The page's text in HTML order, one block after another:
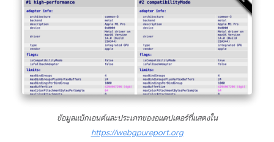
ข้อมูลแบ็กเอนด์และประเภทของอแดปเตอร์ที่แสดงใน
https://webgpureport.org